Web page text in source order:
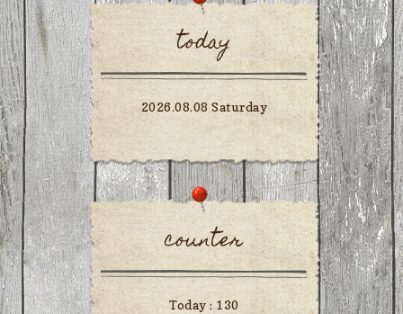
today
2026.08.08 Saturday
counter
Today : 130